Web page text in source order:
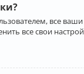
все
все свои